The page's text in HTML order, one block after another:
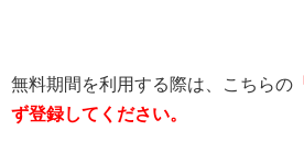
無料期間を利用する際は、こちらの
ず登録してください。